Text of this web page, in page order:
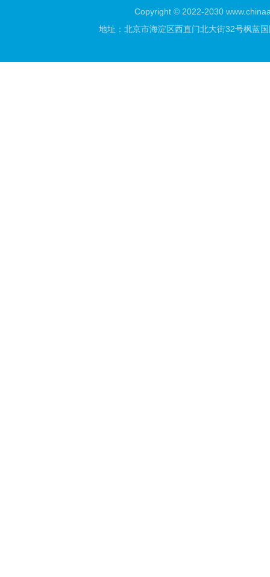
Copyright © 2022-2030
地址：北京市海淀区西直门北大街32号枫